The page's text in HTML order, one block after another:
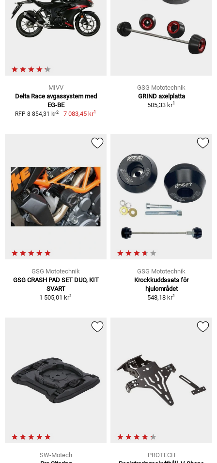
MIVV
Delta Race avgassystem med
EG-BE
RFP 8 854,31 kr2 7 083,45 kr1
GSG Mototechnik
GRIND axelplatta
505,33 kr1
GSG Mototechnik
GSG CRASH PAD SET DUO, KIT
SVART
1 505,01 kr1
GSG Mototechnik
Krockkuddssats för
hjulområdet
548,18 kr1
SW-Motech
PROTECH